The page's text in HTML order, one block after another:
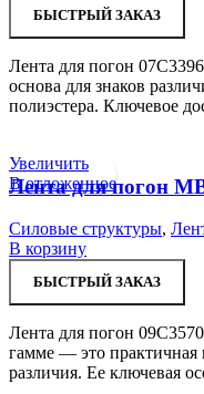
БЫСТРЫЙ ЗАКАЗ
Лента для погон
основа для знаков
полиэстера. Ключевое
Увеличить
В отложенное
Лента для погон
Силовые структуры,
В корзину
БЫСТРЫЙ ЗАКАЗ
Лента для погон
гамме — это практичная
различия. Ее ключевая